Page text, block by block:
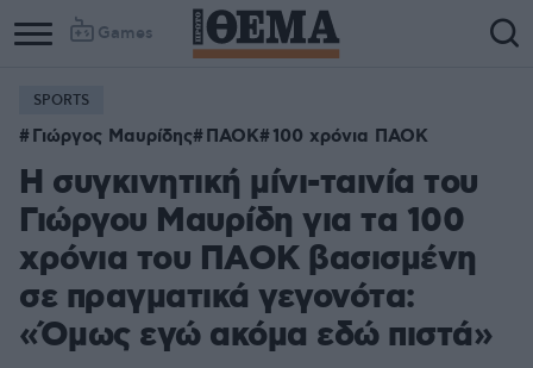
Games
SPORTS
Γιώργος Μαυρίδης ΠΑΟΚ 100 χρόνια ΠΑΟΚ
Η συγκινητική μίνι-ταινία του
Γιώργου Μαυρίδη για τα 100
χρόνια του ΠΑΟΚ βασισμένη
σε πραγματικά γεγονότα:
«Όμως εγώ ακόμα εδώ πιστά»